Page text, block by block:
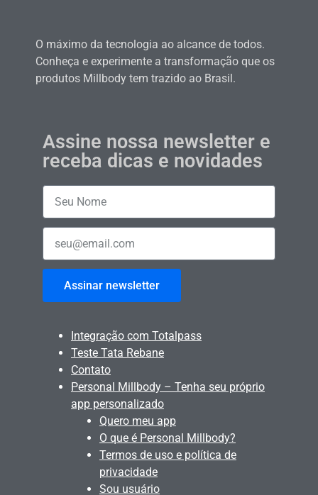
O máximo da tecnologia ao alcance de todos.
Conheça e experimente a transformação que os
produtos Millbody tem trazido ao Brasil.
Assine nossa newsletter e
receba dicas e novidades
Assinar newsletter
Integração com Totalpass
Teste Tata Rebane
Contato
Personal Millbody – Tenha seu próprio
app personalizado
Quero meu app
O que é Personal Millbody?
Termos de uso e política de
privacidade
Sou usuário